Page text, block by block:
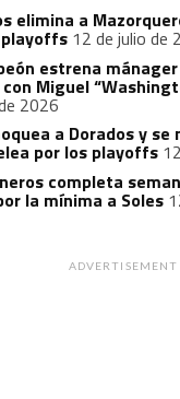
elimina a
12 de julio de
estrena
Miguel
2026
a Dorados y
por los playoffs
completa
la mínima a Soles
ADVERTISEMENT